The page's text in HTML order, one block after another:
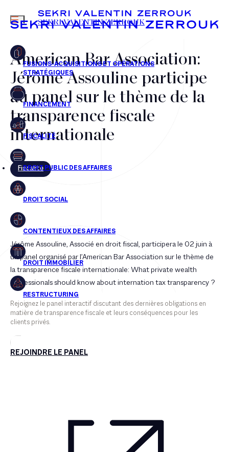
FR EN
MENU SEKRI VALENTIN ZERROUK
American Bar Association:
Jérôme Assouline participe
au panel sur le thème de la
transparence fiscale
internationale
Fiscalité
Jérôme Assouline, Associé en droit fiscal, participera le 02 juin à
un panel organisé par l’American Bar Association sur le thème de
la transparence fiscale internationale: What private wealth
professionals should know about internation tax transparency ?
Rejoignez le panel interactif discutant des dernières obligations en
matière de transparence fiscale et leurs conséquences pour les
clients privés.
REJOINDRE LE PANEL